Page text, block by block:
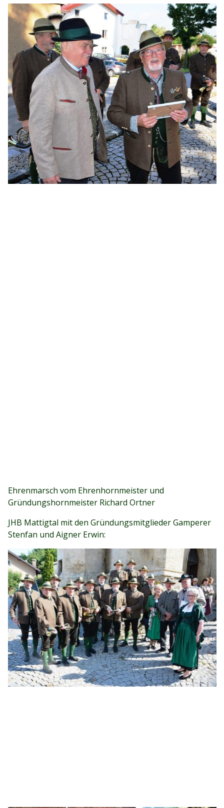
Ehrenmarsch vom Ehrenhornmeister und
Gründungshornmeister Richard Ortner
JHB Mattigtal mit den Gründungsmitglieder Gamperer
Stenfan und Aigner Erwin: